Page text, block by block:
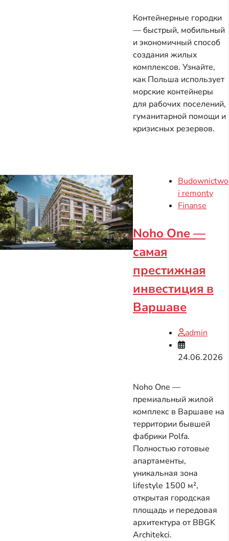
Контейнерные городки
— быстрый, мобильный
и экономичный способ
создания жилых
комплексов. Узнайте,
как Польша использует
морские контейнеры
для рабочих поселений,
гуманитарной помощи и
кризисных резервов.
Budownictwo
i remonty
Finanse
Noho One —
самая
престижная
инвестиция в
Варшаве
admin
24.06.2026
Noho One —
премиальный жилой
комплекс в Варшаве на
территории бывшей
фабрики Polfa.
Полностью готовые
апартаменты,
уникальная зона
lifestyle 1500 м²,
открытая городская
площадь и передовая
архитектура от BBGK
Architekci.